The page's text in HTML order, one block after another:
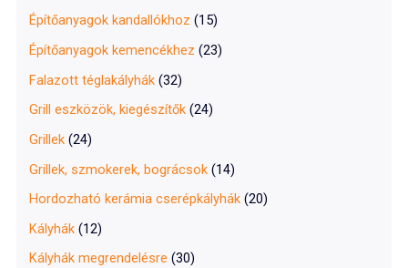
Építőanyagok kandallókhoz (15)
Építőanyagok kemencékhez (23)
Falazott téglakályhák (32)
Grill eszközök, kiegészítők (24)
Grillek (24)
Grillek, szmokerek, bográcsok (14)
Hordozható kerámia cserépkályhák (20)
Kályhák (12)
Kályhák megrendelésre (30)